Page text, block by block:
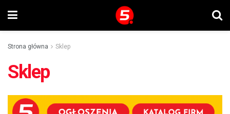
Strona główna Sklep
Sklep